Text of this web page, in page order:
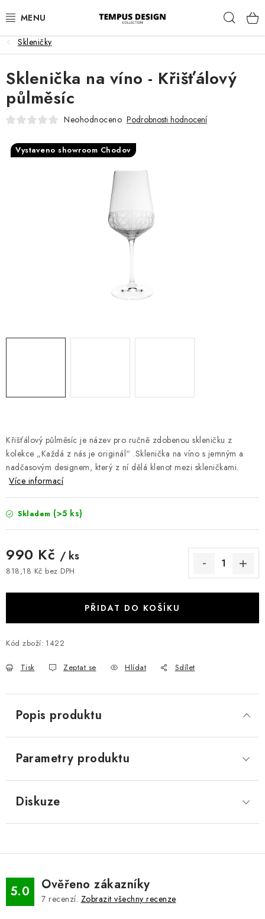
na
OBÝVACÍ POKOJ
KUCHYNĚ A JÍDELNA
DĚTSKÝ POKOJ
Skleničky
Křišťálový půlměsíc je název pro ručně zdobenou skleničku z
kolekce „Každá z nás je originál“ .Sklenička na víno s jemným a
nadčasovým designem, který z ní dělá klenot mezi skleničkami.
Více informací
Skladem (>5 ks)
990 Kč / ks
818,18 Kč bez DPH
PŘIDAT DO KOŠÍKU
Kód zboží: 1422
Tisk Zeptat se Hlídat Sdílet
Sklenička na víno - Křišťálový
půlměsíc
Neohodnoceno Podrobnosti hodnocení
Vystaveno showroom Chodov
Popis produktu
Parametry produktu
Diskuze
5.0 Ověřeno zákazníky
7 recenzí. Zobrazit všechny recenze